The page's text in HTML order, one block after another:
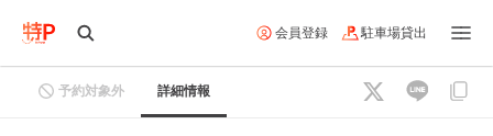
会員登録 駐車場貸出
予約対象外 詳細情報